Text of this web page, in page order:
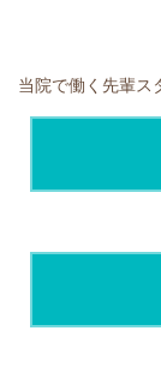
当院で働く先輩ス